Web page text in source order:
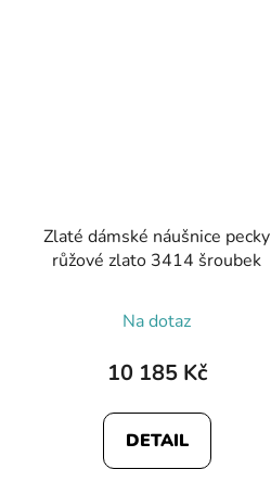
Zlaté dámské náušnice pecky
růžové zlato 3414 šroubek
Na dotaz
10 185 Kč
DETAIL